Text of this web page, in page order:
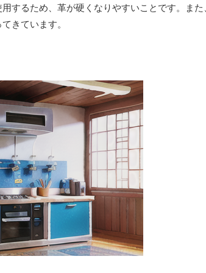
するため、革が硬くなりやすいことです。また
きています。